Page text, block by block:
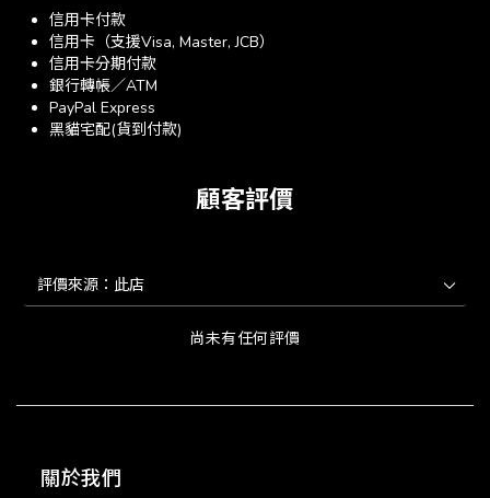
信用卡付款
信用卡（支援Visa, Master, JCB）
信用卡分期付款
銀行轉帳／ATM
PayPal Express
黑貓宅配(貨到付款)
顧客評價
尚未有任何評價
關於我們